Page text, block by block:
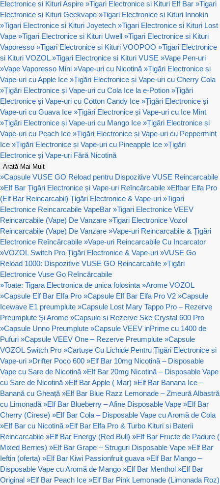
Electronice si Kituri Aspire »Tigari Electronice si Kituri Elf Bar »Tigari
Electronice si Kituri Geekvape »Tigari Electronice si Kituri Innokin
»Tigari Electronice si Kituri Joyetech »Tigari Electronice si Kituri Lost
Vape »Tigari Electronice si Kituri Uwell »Tigari Electronice si Kituri
Vaporesso »Tigari Electronice si Kituri VOOPOO »Tigari Electronice
si Kituri VOZOL »Tigari Electronice si Kituri VUSE »Vape Pen-uri
»Vape Vaporesso Mini »Vape-uri cu Nicotină »Țigări Electronice și
Vape-uri cu Apple Ice »Țigări Electronice și Vape-uri cu Cherry Cola
»Țigări Electronice și Vape-uri cu Cola Ice la e-Potion »Țigări
Electronice și Vape-uri cu Cotton Candy Ice »Țigări Electronice și
Vape-uri cu Guava Ice »Țigări Electronice și Vape-uri cu Ice Mint
»Țigări Electronice și Vape-uri cu Mango Ice »Țigări Electronice și
Vape-uri cu Peach Ice »Țigări Electronice și Vape-uri cu Peppermint
Ice »Țigări Electronice și Vape-uri cu Pineapple Ice »Țigări
Electronice și Vape-uri Fără Nicotină
Arată Mai Mult
»Capsule VUSE GO Reload pentru Dispozitive VUSE Reincarcabile
»Elf Bar Țigări Electronice și Vape-uri Reîncărcabile »Elfbar Elfa Pro
(Elf Bar Reincarcabil) Țigări Electronice & Vape-uri »Tigari
Electronice Reincarcabile VapeBar »Tigari Electronice VEEV
Reincarcabile (Vape) De Vanzare »Tigari Electronice Vozol
Reincarcabile (Vape) De Vanzare »Vape-uri Reincarcabile & Țigări
Electronice Reîncărcabile »Vape-uri Reincarcabile Cu Incarcator
»VOZOL Switch Pro Țigări Electronice & Vape-uri »VUSE Go
Reload 1000: Dispozitive VUSE GO Reincarcabile »Țigări
Electronice Vuse Go Reîncărcabile
»Toate: Tigara Electronica de unica folosinta »Arome VOZOL
»Capsule Elf Bar Elfa Pro »Capsule Elf Bar Elfa Pro V2 »Capsule
Icewave E1 preumplute »Capsule Lost Mary Tappo Pro – Rezerve
Preumplute Și Arome »Capsule si Rezerve Ske Crystal 600 Pro
»Capsule Unno Preumplute »Capsule VEEV inPrime cu 1400 de
Pufuri »Capsule VEEV One – Rezerve Preumplute »Capsule
VOZOL Switch Pro »Cartușe Cu Lichide Pentru Țigări Electronice si
Vape-uri »Drifter Poco 600 »Elf Bar 10mg Nicotină – Disposable
Vape cu Sare de Nicotină »Elf Bar 20mg Nicotină – Disposable Vape
cu Sare de Nicotină »Elf Bar Apple ( Mar) »Elf Bar Banana Ice –
Banană cu Gheață »Elf Bar Blue Razz Lemonade – Zmeură Albastră
cu Limonadă »Elf Bar Blueberry – Afine Disposable Vape »Elf Bar
Cherry (Cirese) »Elf Bar Cola – Disposable Vape cu Aromă de Cola
»Elf Bar cu Nicotină »Elf Bar Elfa Pro & Turbo Kituri si Baterii
Reincarcabile »Elf Bar Energy (Red Bull) »Elf Bar Fructe de Padure (
Mixed Berries) »Elf Bar Grape – Struguri Disposable Vape »Elf Bar
Ieftin (oferta) »Elf Bar Kiwi Passionfruit guava »Elf Bar Mango –
Disposable Vape cu Aromă de Mango »Elf Bar Menthol »Elf Bar
Original »Elf Bar Peach Ice »Elf Bar Pink Lemonade (Limonada Roz)